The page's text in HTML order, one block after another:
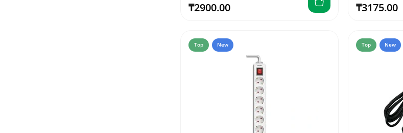
₸2900.00 ₸3175.00
Top New Top New